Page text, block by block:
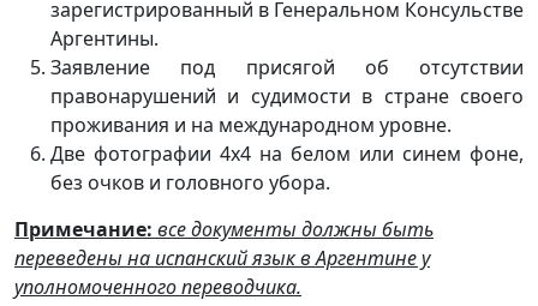
зарегистрированный в Генеральном Консульстве
Аргентины.
Заявление под присягой об отсутствии
правонарушений и судимости в стране своего
проживания и на международном уровне.
Две фотографии 4х4 на белом или синем фоне,
без очков и головного убора.
Примечание: все документы должны быть
переведены на испанский язык в Аргентине у
уполномоченного переводчика.